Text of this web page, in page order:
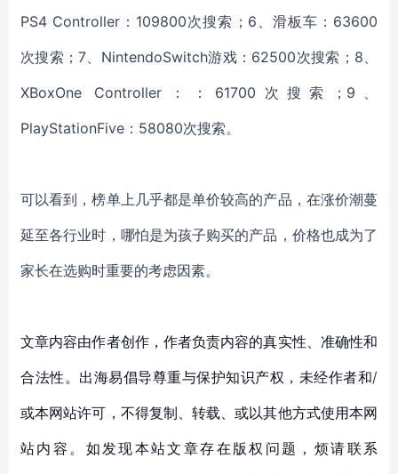
PS4 Controller：109800次搜索 ； 6、 滑板车： 63600
次搜索 ；7、 NintendoSwitch游戏：62500次搜索 ； 8、
XBoxOne Controller：：61700次搜索
； 9、
PlayStationFive：58080次搜索。
可以看到，榜单上几乎都是单价较高的产品，在涨价潮蔓
延至各行业时，哪怕是为孩子购买的产品，价格也成为了
家长在选购时重要的考虑因素。
文章内容由作者创作，作者负责内容的真实性、准确性和
合法性。出海易倡导尊重与保护知识产权，未经作者和/
或本网站许可，不得复制、转载、或以其他方式使用本网
站内容。如发现本站文章存在版权问题，烦请联系